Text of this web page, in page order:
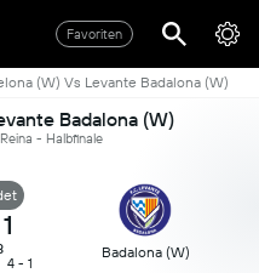
Favoriten
(W) Vs Levante Badalona (W)
Badalona (W)
- Halbfinale
1
4 - 1
Badalona (W)